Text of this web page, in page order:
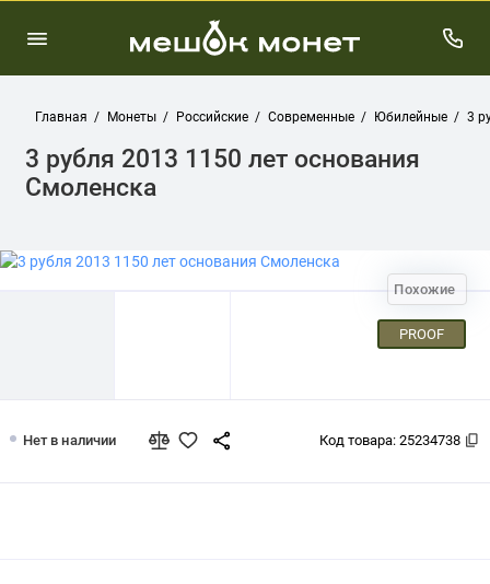
Главная Монеты Российские Современные Юбилейные 3
3 рубля 2013 1150 лет основания
Смоленска
Похожие
PROOF
Нет в наличии Код товара: 25234738